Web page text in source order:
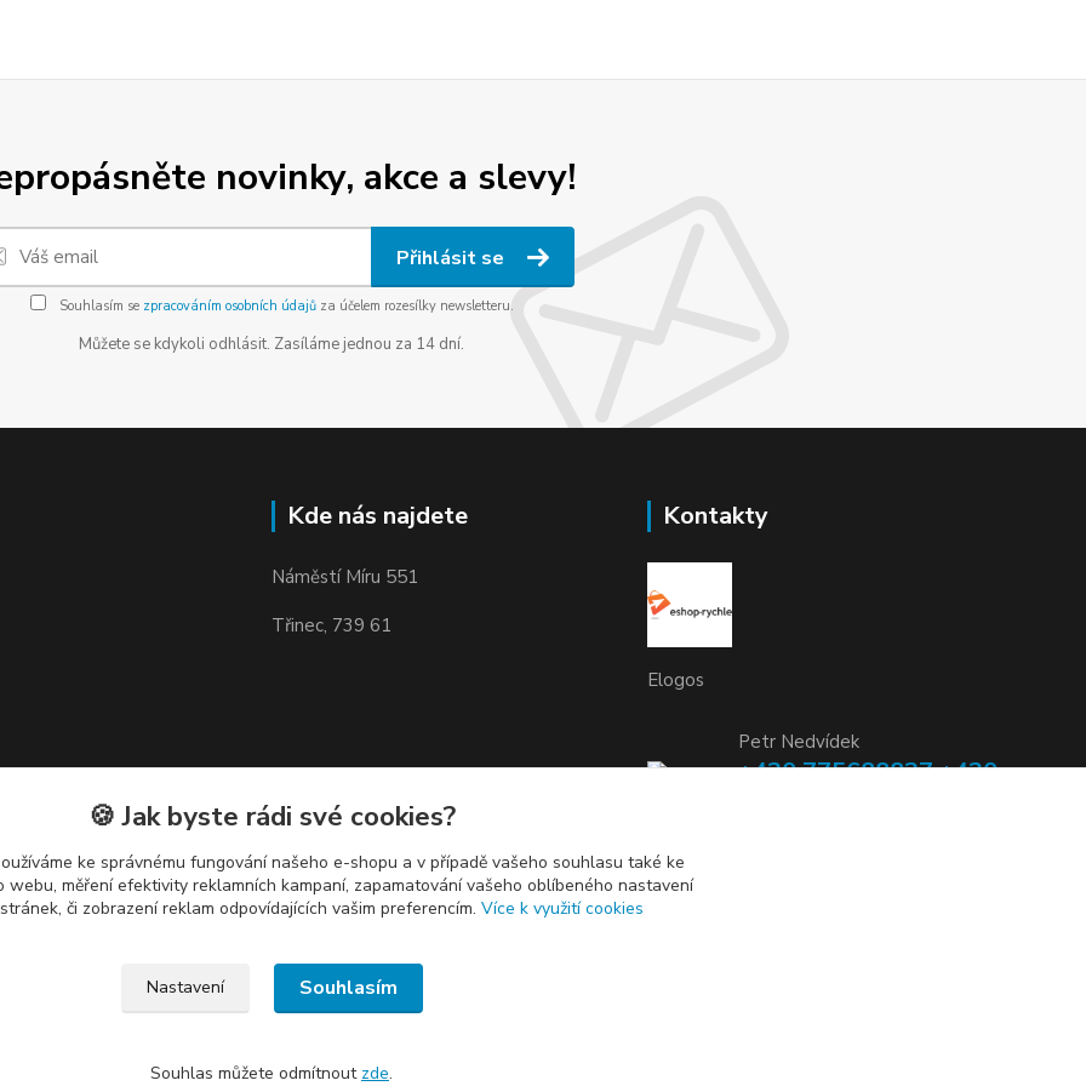
novinky, akce a slevy!
Přihlásit se
Souhlasím se zpracováním osobních údajůza účelem rozesílky newsletteru.
Můžete se kdykoli odhlásit. Zasíláme jednou za 14 dní.
Kde nás najdete
Náměstí Míru 551
Třinec, 739 61
Kontakty
Elogos
Petr Nedvídek
+420 775688827 +420
info@elogos.cz
🍪 Jak byste rádi své cookies?
ke správnému fungování našeho e-shopu a v případě vašeho souhlasu také ke
měření efektivity reklamních kampaní, zapamatování vašeho oblíbeného nastavení
či zobrazení reklam odpovídajících vašim preferencím. Více k využití cookies
Nastavení Souhlasím
Souhlas můžete odmítnout zde.